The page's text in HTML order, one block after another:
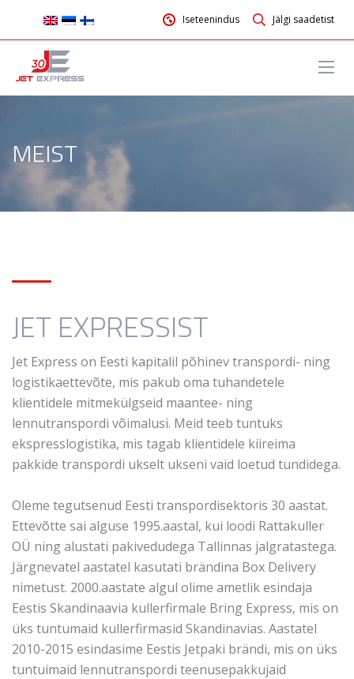
Iseteenindus Jälgi saadetist
MEIST
JET EXPRESSIST
Jet Express on Eesti kapitalil põhinev transpordi- ning
logistikaettevõte, mis pakub oma tuhandetele
klientidele mitmekülgseid maantee- ning
lennutranspordi võimalusi. Meid teeb tuntuks
ekspresslogistika, mis tagab klientidele kiireima
pakkide transpordi ukselt ukseni vaid loetud tundidega.
Oleme tegutsenud Eesti transpordisektoris 30 aastat.
Ettevõtte sai alguse 1995.aastal, kui loodi Rattakuller
OÜ ning alustati pakivedudega Tallinnas jalgratastega.
Järgnevatel aastatel kasutati brändina Box Delivery
nimetust. 2000.aastate algul olime ametlik esindaja
Eestis Skandinaavia kullerfirmale Bring Express, mis on
üks tuntumaid kullerfirmasid Skandinavias. Aastatel
2010-2015 esindasime Eestis Jetpaki brändi, mis on üks
tuntuimaid lennutranspordi teenusepakkujaid